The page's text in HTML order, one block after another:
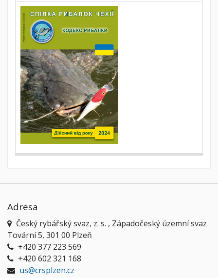
Adresa
Český rybářský svaz, z. s. , Západočeský územní svaz
Tovární 5, 301 00 Plzeň
+420 377 223 569
+420 602 321 168
us@crsplzen.cz